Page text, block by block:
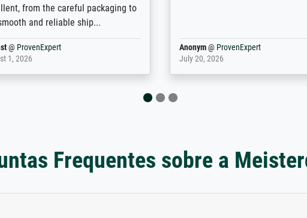
to prints which are not in that
Highly recommended!
@ProvenExpert
2026
Anonym@ ProvenExpert
January 12, 2026
Frequentes sobre a